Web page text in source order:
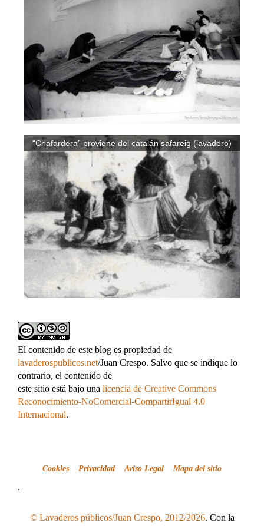
“Chafardera” proviene del catalán safareig (lavadero)
El contenido de este blog es propiedad de
lavaderospublicos.net/Juan Crespo. Salvo que se indique lo
contrario, el contenido de
este sitio está bajo una licencia de Creative Commons
Reconocimiento-NoComercial-CompartirIgual 4.0
Internacional.
Cookies Privacidad Aviso Legal Mapa del sitio
.
© Lavaderos públicos/Juan Crespo, 2012/2026. Con la